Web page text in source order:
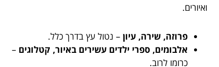
ואיורים.
פרוזה, שירה, עיון – נטול עץ בדרך כלל.
אלבומים, ספרי ילדים עשירים באיור, קטלוגים –
כרומו לרוב.